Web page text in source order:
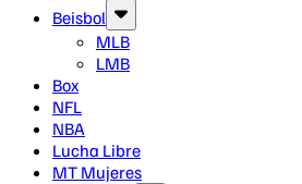
Beisbol
MLB
LMB
Box
NFL
NBA
Lucha Libre
MT Mujeres